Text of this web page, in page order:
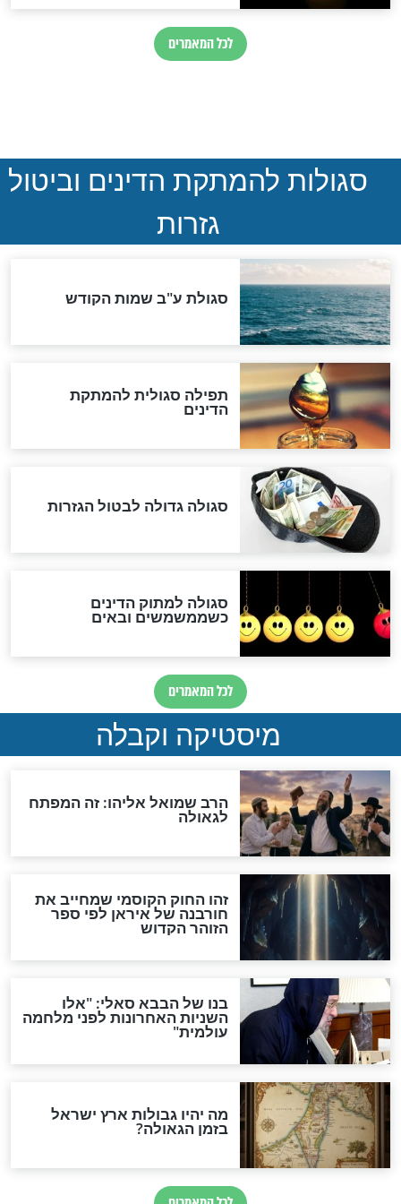
הותר לפרסום: לוחמי מילואים
נהרגו בדרום לבנון
ואיראן: בלי שקיפות ועם הרבה
סימני שאלה
המסמך האבוד שנחשף
במרתפי מוסקבה: כתב היד
הנדיר של הרשב"ם התגלה
"מודה לקב"ה על כל השנים"
לכל המאמרים
אחרית הימים
האם אפשר לחשב את הקץ?
מה יהיה בימות המשיח?
"לפני הגאולה תהיה אפיקורסות
והכחשה גדולה מאוד של
האמונה"
האם לאחר בוא המשיח יהיה
אפשר לחזור בתשובה?
לכל המאמרים